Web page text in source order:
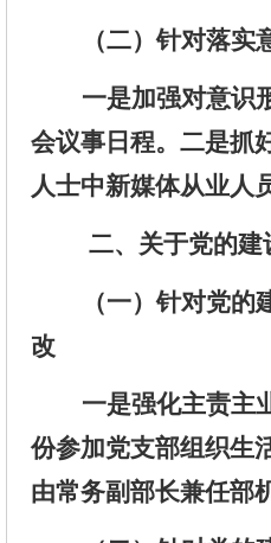
（二）针对落实
一是加强对意识
会议事日程。二是抓
人士中新媒体从业人
二、 关于党的建
（一）针对党的
改
一是强化主责主
份参加党支部组织生
由常务副部长兼任部